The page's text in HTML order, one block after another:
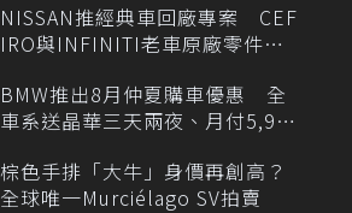
NISSAN推經典車回廠專案 CEF
IRO與INFINITI老車原廠零件最
BMW推出8月仲夏購車優惠 全
車系送晶華三天兩夜、月付5,900
棕色手排「大牛」身價再創高？
全球唯一Murciélago SV拍賣